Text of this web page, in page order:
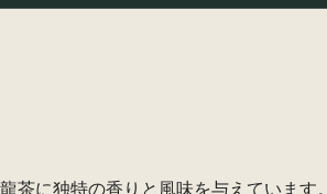
茶に独特の香りと風味を与えています。